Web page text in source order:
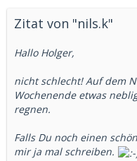
Zitat von "nils.k"
Hallo Holger,
nicht schlecht! Auf dem
Wochenende etwas
regnen.
Falls Du noch einen
mir ja mal schreiben.